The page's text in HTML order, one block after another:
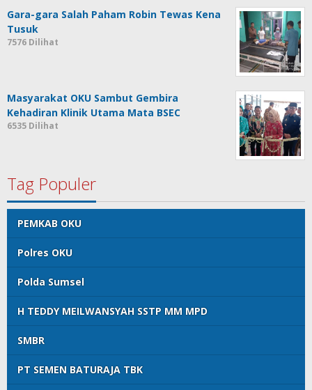
Gara-gara Salah Paham Robin Tewas Kena
Tusuk
7576 Dilihat
Masyarakat OKU Sambut Gembira
Kehadiran Klinik Utama Mata BSEC
6535 Dilihat
Tag Populer
PEMKAB OKU
Polres OKU
Polda Sumsel
H TEDDY MEILWANSYAH SSTP MM MPD
SMBR
PT SEMEN BATURAJA TBK